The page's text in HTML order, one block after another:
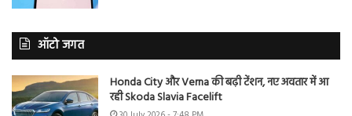
ऑटो जगत
Honda City और Verna की बढ़ी टेंशन, नए अवतार में आ
रही Skoda Slavia Facelift